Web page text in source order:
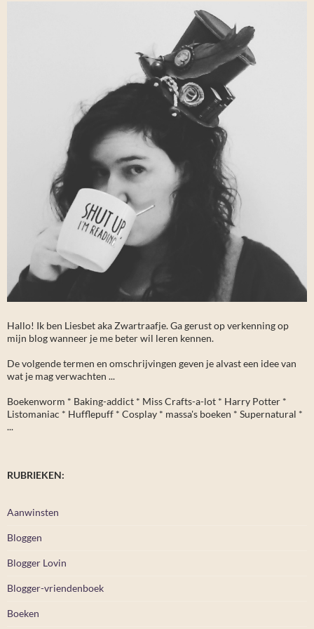
Hallo! Ik ben Liesbet aka Zwartraafje. Ga gerust op verkenning op
mijn blog wanneer je me beter wil leren kennen.
De volgende termen en omschrijvingen geven je alvast een idee van
wat je mag verwachten ...
Boekenworm * Baking-addict * Miss Crafts-a-lot * Harry Potter *
Listomaniac * Hufflepuff * Cosplay * massa's boeken * Supernatural *
...
RUBRIEKEN:
Aanwinsten
Bloggen
Blogger Lovin
Blogger-vriendenboek
Boeken